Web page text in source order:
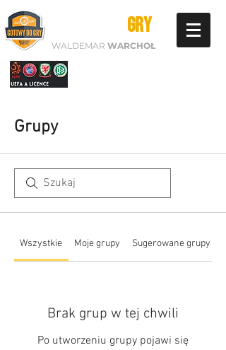
GRY
WALDEMAR WARCHOŁ
Grupy
Wszystkie Moje grupy Sugerowane grupy
Brak grup w tej chwili
Po utworzeniu grupy pojawi się